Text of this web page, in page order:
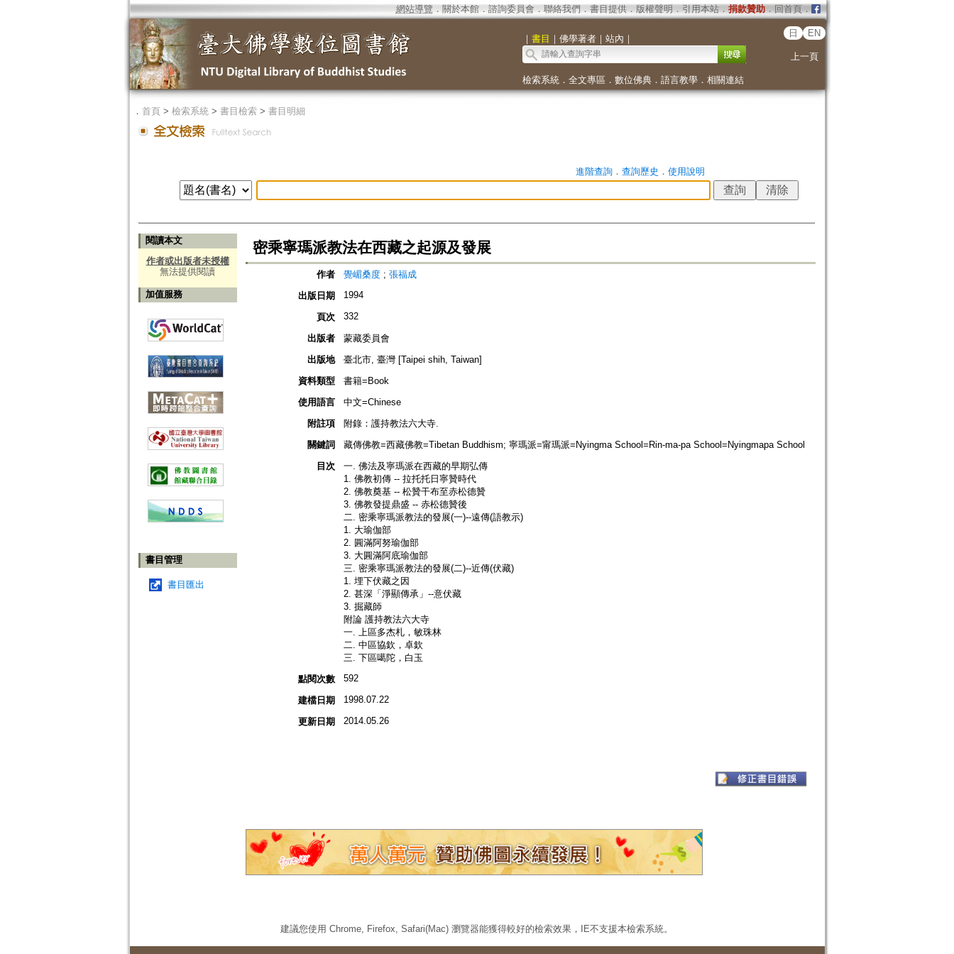
網站導覽 ． 關於本館． 諮詢委員會． 聯絡我們 ． 書目提供． 版權聲明 ． 引用本站． 捐款贊助．回首頁．
｜ 書目 ｜ 佛學著者｜ 站內 ｜
日 EN
上一頁
檢索系統． 全文專區 ． 數位佛典． 語言教學． 相關連結
． 首頁> 檢索系統> 書目檢索> 書目明細
進階查詢． 查詢歷史 ． 使用說明
閱讀本文
作者或出版者未授權
無法提供閱讀
加值服務
書目管理
書目匯出
密乘寧瑪派教法在西藏之起源及發展
作者 覺嵋桑度; 張福成
出版日期
1994
頁次 332
出版者
蒙藏委員會
出版地
臺北市, 臺灣 [Taipei shih, Taiwan]
資料類型
書籍=Book
使用語言
中文=Chinese
附註項
附錄：護持教法六大寺.
關鍵詞
藏傳佛教=西藏佛教=Tibetan Buddhism; 寧瑪派=甯瑪派=Nyingma School=Rin-ma-pa School=Nyingmapa School
目次
一. 佛法及寧瑪派在西藏的早期弘傳
1. 佛教初傳 -- 拉托托日寧贊時代
2. 佛教奠基 -- 松贊干布至赤松德贊
3. 佛教發提鼎盛 -- 赤松德贊後
二. 密乘寧瑪派教法的發展(一)--遠傳(語教示)
1. 大瑜伽部
2. 圓滿阿努瑜伽部
3. 大圓滿阿底瑜伽部
三. 密乘寧瑪派教法的發展(二)--近傳(伏藏)
1. 埋下伏藏之因
2. 甚深「淨顯傳承」--意伏藏
3. 掘藏師
附論 護持教法六大寺
一. 上區多杰札，敏珠林
二. 中區協欽，卓欽
三. 下區噶陀，白玉
點閱次數
592
建檔日期 1998.07.22
更新日期 2014.05.26
建議您使用 Chrome, Firefox, Safari(Mac) 瀏覽器能獲得較好的檢索效果，IE不支援本檢索系統。